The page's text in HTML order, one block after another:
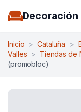
Decoración
Inicio > Cataluña >
Valles
> Tiendas de
(promobloc)